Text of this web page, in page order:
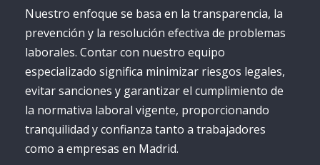
Nuestro enfoque se basa en la transparencia, la
prevención y la resolución efectiva de problemas
laborales. Contar con nuestro equipo
especializado significa minimizar riesgos legales,
evitar sanciones y garantizar el cumplimiento de
la normativa laboral vigente, proporcionando
tranquilidad y confianza tanto a trabajadores
como a empresas en Madrid.